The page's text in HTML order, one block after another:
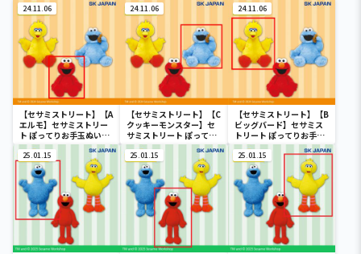
24.11.06
【セサミストリート】【A
エルモ】セサミストリー
ト ぽってりお手玉ぬいぐ
るみ
24.11.06
【セサミストリート】【C
クッキーモンスター】セ
サミストリート ぽってり
お手玉ぬいぐるみ
24.11.06
【セサミストリート】【B
ビッグバード】セサミス
トリート ぽってりお手玉
ぬいぐるみ
25.01.15 25.01.15 25.01.15